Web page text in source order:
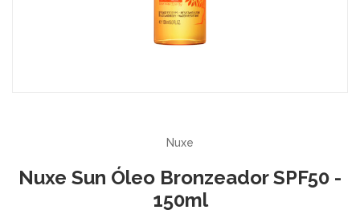
Nuxe
Nuxe Sun Óleo Bronzeador SPF50 -
150ml